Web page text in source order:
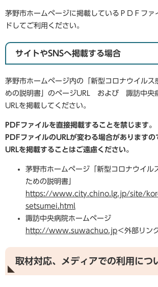
茅野市ホームページに掲載しているＰＤＦファ
ドしてご利用ください。
サイトやSNSへ掲載する場合
茅野市ホームページ内の「新型コロナウイルス
めの説明書」のページURL および 諏訪中央
URLを掲載してください。
PDFファイルを直接掲載することを禁じます。
PDFファイルのURLが変わる場合があります
URLを掲載することはご遠慮ください。
茅野市ホームページ「新型コロナウイル
ための説明書」
https://www.city.chino.lg.jp/site/
setsumei.html
諏訪中央病院ホームページ
http://www.suwachuo.jp＜外部リン
取材対応、メディアでの利用につ